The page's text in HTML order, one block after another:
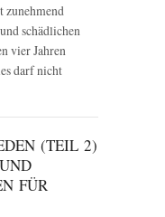
zunehmend
schädlichen
vier Jahren
darf nicht
(TEIL 2)
FÜR